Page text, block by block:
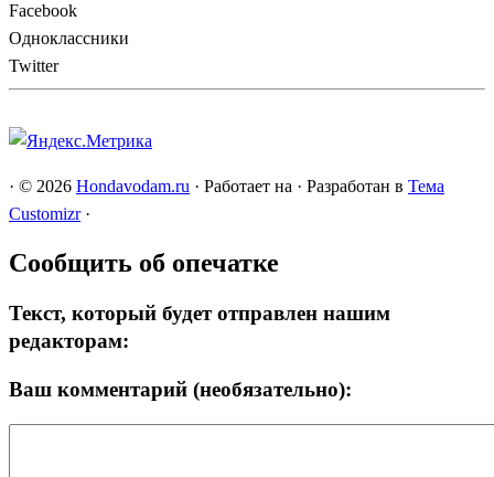
Facebook
Одноклассники
Twitter
· © 2026 Hondavodam.ru · Работает на · Разработан в Тема
Customizr ·
Сообщить об опечатке
Текст, который будет отправлен нашим
редакторам:
Ваш комментарий (необязательно):